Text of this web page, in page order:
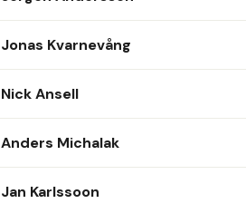
Jonas Kvarnevång
Nick Ansell
Anders Michalak
Jan Karlssoon